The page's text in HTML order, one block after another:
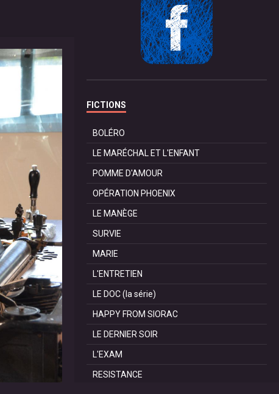
FICTIONS
BOLÉRO
LE MARÉCHAL ET L'ENFANT
POMME D'AMOUR
OPÉRATION PHOENIX
LE MANÈGE
SURVIE
MARIE
L'ENTRETIEN
LE DOC (la série)
HAPPY FROM SIORAC
LE DERNIER SOIR
L'EXAM
RESISTANCE